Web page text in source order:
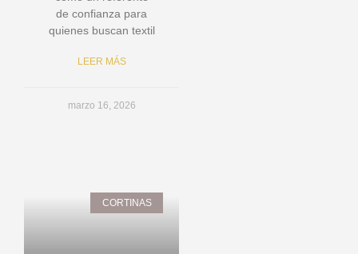
de confianza para
quienes buscan textil
LEER MÁS
marzo 16, 2026
CORTINAS